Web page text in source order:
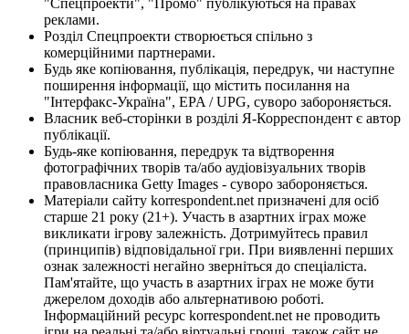
реклами.
Розділ Спецпроекти створюється спільно з
комерційними партнерами.
Будь яке копіювання, публікація, передрук, чи наступне
поширення інформації, що містить посилання на
"Інтерфакс-Україна", EPA / UPG, суворо забороняється.
Власник веб-сторінки в розділі Я-Корреспондент є автор
публікації.
Будь-яке копіювання, передрук та відтворення
фотографічних творів та/або аудіовізуальних творів
правовласника Getty Images - суворо забороняється.
Матеріали сайту korrespondent.net призначені для осіб
старше 21 року (21+). Участь в азартних іграх може
викликати ігрову залежність. Дотримуйтесь правил
(принципів) відповідальної гри. При виявленні перших
ознак залежності негайно зверніться до спеціаліста.
Пам'ятайте, що участь в азартних іграх не може бути
джерелом доходів або альтернативою роботі.
Інформаційний ресурс korrespondent.net не проводить